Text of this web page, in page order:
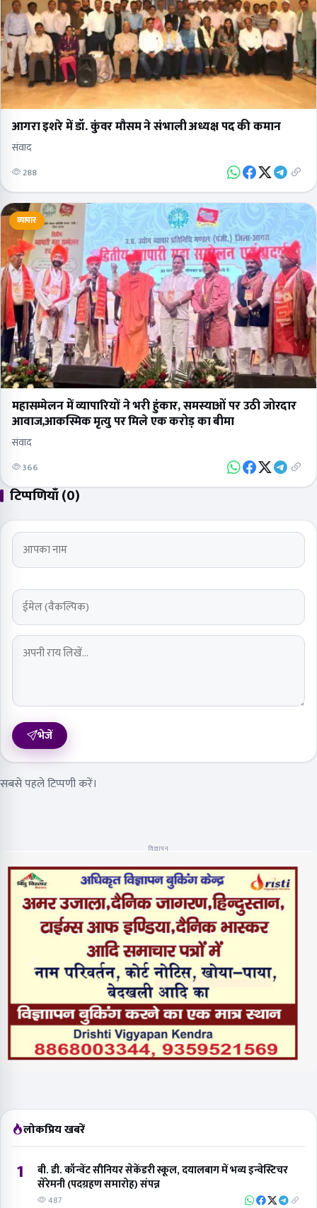
आगरा इशरे में डॉ. कुंवर मौसम ने संभाली अध्यक्ष पद की कमान
संवाद
288
व्यापार
महासम्मेलन में व्यापारियों ने भरी हुंकार, समस्याओं पर उठी जोरदार
आवाज,आकस्मिक मृत्यु पर मिले एक करोड़ का बीमा
संवाद
366
टिप्पणियाँ (0)
भेजें
सबसे पहले टिप्पणी करें।
विज्ञापन
लोकप्रिय खबरें
1
बी. डी. कॉन्वेंट सीनियर सेकेंडरी स्कूल, दयालबाग में भव्य इन्वेस्टिचर
सेरेमनी (पदग्रहण समारोह) संपन्न
487